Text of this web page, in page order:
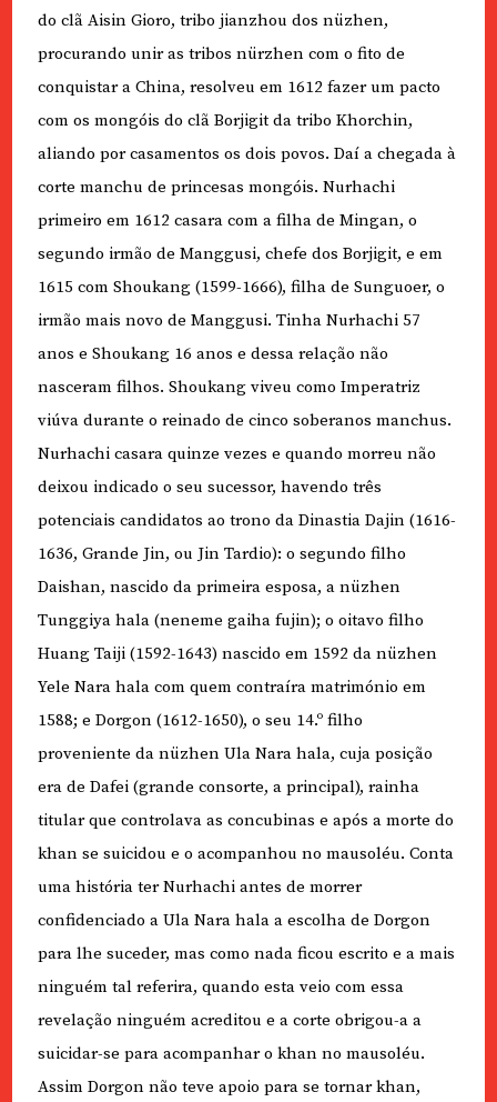
do clã Aisin Gioro, tribo jianzhou dos nüzhen,
procurando unir as tribos nürzhen com o fito de
conquistar a China, resolveu em 1612 fazer um pacto
com os mongóis do clã Borjigit da tribo Khorchin,
aliando por casamentos os dois povos. Daí a chegada à
corte manchu de princesas mongóis. Nurhachi
primeiro em 1612 casara com a filha de Mingan, o
segundo irmão de Manggusi, chefe dos Borjigit, e em
1615 com Shoukang (1599-1666), filha de Sunguoer, o
irmão mais novo de Manggusi. Tinha Nurhachi 57
anos e Shoukang 16 anos e dessa relação não
nasceram filhos. Shoukang viveu como Imperatriz
viúva durante o reinado de cinco soberanos manchus.
Nurhachi casara quinze vezes e quando morreu não
deixou indicado o seu sucessor, havendo três
potenciais candidatos ao trono da Dinastia Dajin (1616-
1636, Grande Jin, ou Jin Tardio): o segundo filho
Daishan, nascido da primeira esposa, a nüzhen
Tunggiya hala (neneme gaiha fujin); o oitavo filho
Huang Taiji (1592-1643) nascido em 1592 da nüzhen
Yele Nara hala com quem contraíra matrimónio em
1588; e Dorgon (1612-1650), o seu 14.º filho
proveniente da nüzhen Ula Nara hala, cuja posição
era de Dafei (grande consorte, a principal), rainha
titular que controlava as concubinas e após a morte do
khan se suicidou e o acompanhou no mausoléu. Conta
uma história ter Nurhachi antes de morrer
confidenciado a Ula Nara hala a escolha de Dorgon
para lhe suceder, mas como nada ficou escrito e a mais
ninguém tal referira, quando esta veio com essa
revelação ninguém acreditou e a corte obrigou-a a
suicidar-se para acompanhar o khan no mausoléu.
Assim Dorgon não teve apoio para se tornar khan,